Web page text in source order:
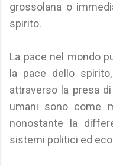
grossolana o
spirito.
La pace nel mondo
la pace dello
attraverso la presa
umani sono come
nonostante la
sistemi politici ed